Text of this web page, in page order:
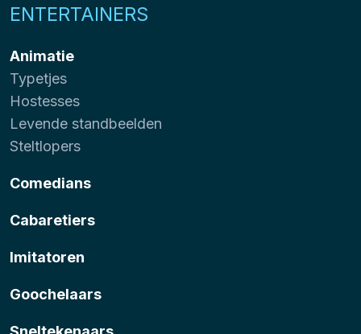
ENTERTAINERS
Animatie
Typetjes
Hostesses
Levende standbeelden
Steltlopers
Comedians
Cabaretiers
Imitatoren
Goochelaars